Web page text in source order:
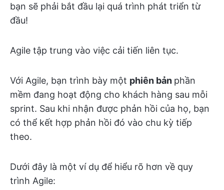
bạn sẽ phải bắt đầu lại quá trình phát triển từ
đầu!
Agile tập trung vào việc cải tiến liên tục.
Với Agile, bạn trình bày một phiên bản phần
mềm đang hoạt động cho khách hàng sau mỗi
sprint. Sau khi nhận được phản hồi của họ, bạn
có thể kết hợp phản hồi đó vào chu kỳ tiếp
theo.
Dưới đây là một ví dụ để hiểu rõ hơn về quy
trình Agile: